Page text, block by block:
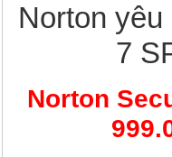
Norton
7
Norton